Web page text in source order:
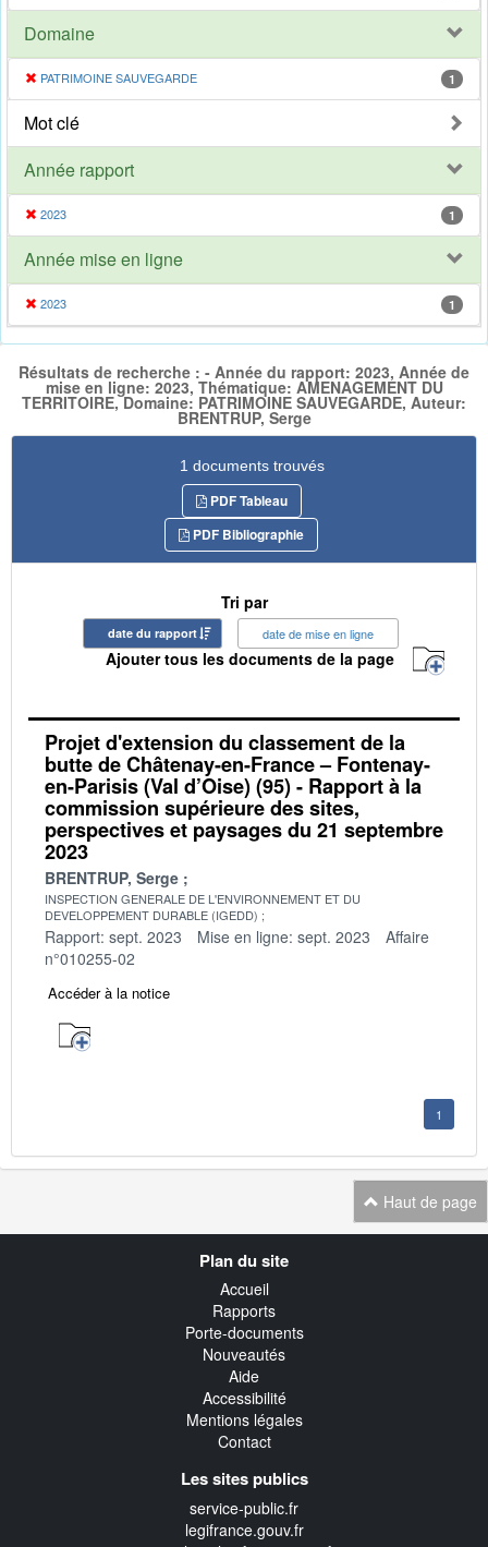
Domaine
PATRIMOINE SAUVEGARDE 1
Mot clé
Année rapport
2023 1
Année mise en ligne
2023 1
Résultats de recherche : - Année du rapport: 2023, Année de
mise en ligne: 2023, Thématique: AMENAGEMENT DU
TERRITOIRE, Domaine: PATRIMOINE SAUVEGARDE, Auteur:
BRENTRUP, Serge
1 documents trouvés
PDF Tableau
PDF Bibliographie
Tri par
date du rapport date de mise en ligne
Ajouter tous les documents de la page
Projet d'extension du classement de la
butte de Châtenay-en-France – Fontenay-
en-Parisis (Val d’Oise) (95) - Rapport à la
commission supérieure des sites,
perspectives et paysages du 21 septembre
2023
BRENTRUP, Serge
INSPECTION GENERALE DE L'ENVIRONNEMENT ET DU
DEVELOPPEMENT DURABLE (IGEDD)
Rapport: sept. 2023 Mise en ligne: sept. 2023
Affaire
n°010255-02
Accéder à la notice
1
Haut de page
Plan du site
Accueil
Rapports
Porte-documents
Nouveautés
Aide
Accessibilité
Mentions légales
Contact
Les sites publics
service-public.fr
legifrance.gouv.fr